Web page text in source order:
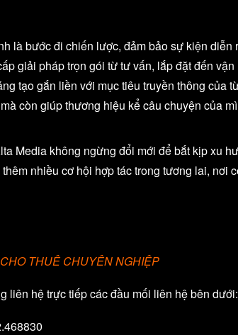
là bước đi chiến lược, đảm bảo sự kiện
giải pháp trọn gói từ tư vấn, lắp đặt đến
tạo gắn liền với mục tiêu truyền thông của
còn giúp thương hiệu kể câu chuyện của
Media không ngừng đổi mới để bắt kịp xu
nhiều cơ hội hợp tác trong tương lai, nơi
THUÊ CHUYÊN NGHIỆP
liên hệ trực tiếp các đầu mối liên hệ bên dưới: